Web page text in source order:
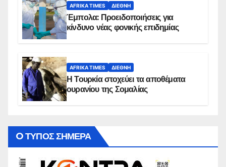
AFRIKA TIMES ΔΙΕΘΝΉ
Έμπολα: Προειδοποιήσεις για
κίνδυνο νέας φονικής επιδημίας
AFRIKA TIMES ΔΙΕΘΝΉ
Η Τουρκία στοχεύει τα αποθέματα
ουρανίου της Σομαλίας
O ΤΥΠΟΣ ΣΗΜΕΡΑ